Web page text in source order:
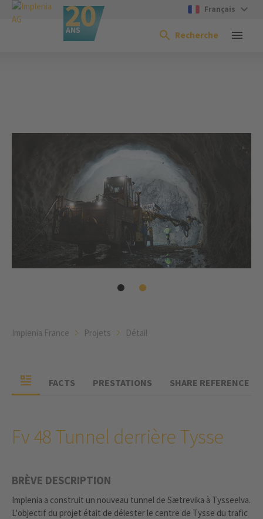
Français
Recherche
Implenia France Projets Détail
FACTS PRESTATIONS SHARE REFERENCE
Fv 48 Tunnel derrière Tysse
BRÈVE DESCRIPTION
Implenia a construit un nouveau tunnel de Sætrevika à Tysseelva.
L'objectif du projet était de délester le centre de Tysse du trafic